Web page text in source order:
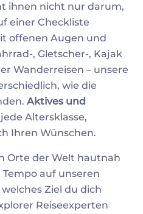
ihnen nicht nur darum,
einer Checkliste
offenen Augen und
, Gletscher-, Kajak
Wanderreisen – unsere
wie die
Aktives und
Altersklasse,
Ihren Wünschen.
Orte der Welt hautnah
auf unseren
Ziel du dich
Reiseexperten